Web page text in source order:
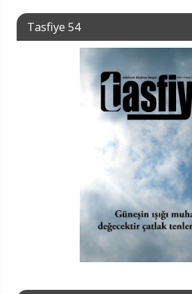
Tasfiye 54